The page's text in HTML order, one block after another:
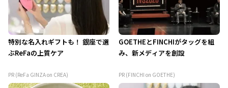
特別な名入れギフトも！ 銀座で選
ぶReFaの上質ケア
PR (ReFa GINZA on CREA)
GOETHEとFINCHIがタッグを組
み、新メディアを創設
PR (FINCHI on GOETHE)